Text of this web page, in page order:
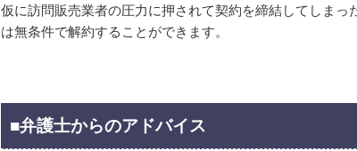
仮に訪問販売業者の圧力に押されて契約を締結してしまっ
は無条件で解約することができます。
■弁護士からのアドバイス